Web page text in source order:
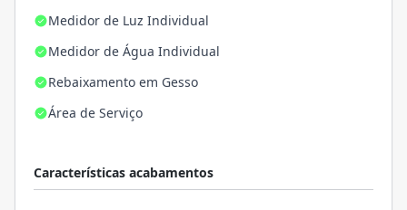
Medidor de Luz Individual
Medidor de Água Individual
Rebaixamento em Gesso
Área de Serviço
Características acabamentos